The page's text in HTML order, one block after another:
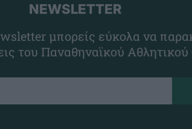
NEWSLETTER
μπορείς εύκολα να
του Παναθηναϊκού